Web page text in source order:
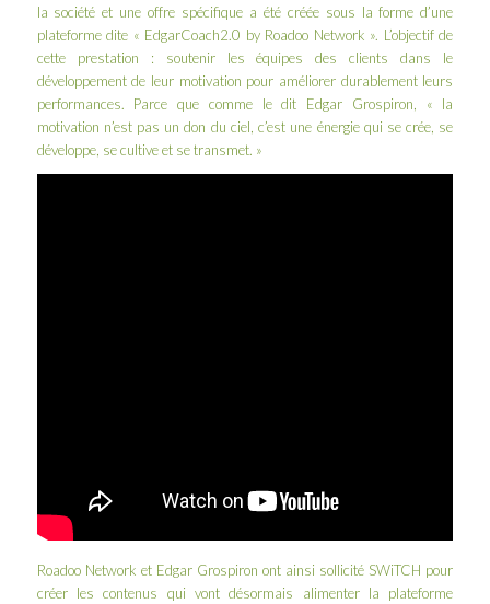
la société et une offre spécifique a été créée sous la forme d’une
plateforme dite « EdgarCoach2.0 by Roadoo Network ». L’objectif de
cette prestation : soutenir les équipes des clients dans le
développement de leur motivation pour améliorer durablement leurs
performances. Parce que comme le dit Edgar Grospiron, « la
motivation n’est pas un don du ciel, c’est une énergie qui se crée, se
développe, se cultive et se transmet. »
Roadoo Network et Edgar Grospiron ont ainsi sollicité SWiTCH pour
créer les contenus qui vont désormais alimenter la plateforme